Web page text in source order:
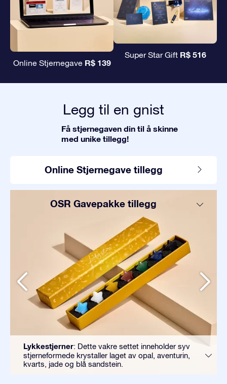
Online Stjernegave R$ 139
Super Star Gift R$ 516
Legg til en gnist
Få stjernegaven din til å skinne
med unike tillegg!
Online Stjernegave tillegg
OSR Gavepakke tillegg
Lykkestjerner: Dette vakre settet inneholder syv
stjerneformede krystaller laget av opal, aventurin,
kvarts, jade og blå sandstein.